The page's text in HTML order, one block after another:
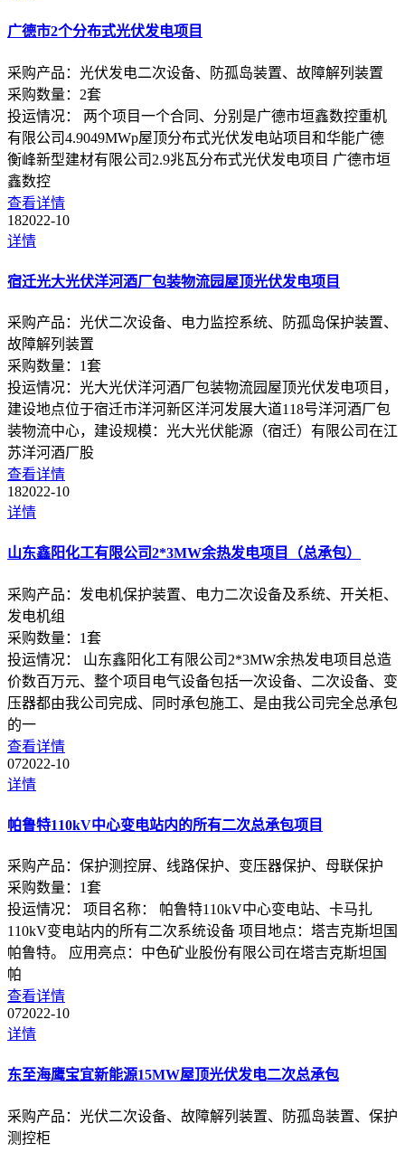
广德市2个分布式光伏发电项目
采购产品： 光伏发电二次设备、防孤岛装置、故障解列装置
采购数量： 2套
投运情况：
两个项目一个合同、分别是广德市垣鑫数控重机
有限公司4.9049MWp屋顶分布式光伏发电站项目和华能广德
衡峰新型建材有限公司2.9兆瓦分布式光伏发电项目 广德市垣
鑫数控
查看详情
182022-10
详情
宿迁光大光伏洋河酒厂包装物流园屋顶光伏发电项目
采购产品： 光伏二次设备、电力监控系统、防孤岛保护装置、
故障解列装置
采购数量： 1套
投运情况： 光大光伏洋河酒厂包装物流园屋顶光伏发电项目，
建设地点位于宿迁市洋河新区洋河发展大道118号洋河酒厂包
装物流中心，建设规模：光大光伏能源（宿迁）有限公司在江
苏洋河酒厂股
查看详情
182022-10
详情
山东鑫阳化工有限公司2*3MW余热发电项目（总承包）
采购产品： 发电机保护装置、电力二次设备及系统、开关柜、
发电机组
采购数量： 1套
投运情况：
山东鑫阳化工有限公司2*3MW余热发电项目总造
价数百万元、整个项目电气设备包括一次设备、二次设备、变
压器都由我公司完成、同时承包施工、是由我公司完全总承包
的一
查看详情
072022-10
详情
帕鲁特110kV中心变电站内的所有二次总承包项目
采购产品： 保护测控屏、线路保护、变压器保护、母联保护
采购数量： 1套
投运情况：
项目名称： 帕鲁特110kV中心变电站、卡马扎
110kV变电站内的所有二次系统设备 项目地点：塔吉克斯坦国
帕鲁特。 应用亮点：中色矿业股份有限公司在塔吉克斯坦国
帕
查看详情
072022-10
详情
东至海鹰宝宜新能源15MW屋顶光伏发电二次总承包
采购产品： 光伏二次设备、故障解列装置、防孤岛装置、保护
测控柜